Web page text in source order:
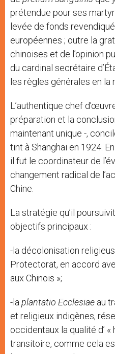
prétendue pour ses
levée de fonds
européennes ; outre la
chinoises et de l’opinion
du cardinal secrétaire
les règles générales en la
L’authentique chef
préparation et la
maintenant unique -,
tint à Shanghai en 1924.
il fut le coordinateur de
changement radical de
Chine.
La stratégie qu’il
objectifs principaux :
-la décolonisation
Protectorat, en accord
aux Chinois »;
-laplantatio Ecclesiae au
et religieux indigènes,
occidentaux la qualité d’
transitoire, comme cela